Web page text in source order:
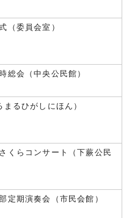
（委員会室）
総会（中央公民館）
るひがしにほん）
くらコンサート（下蕨公民
定期演奏会（市民会館）